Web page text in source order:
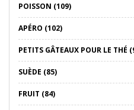
POISSON (109)
APÉRO (102)
PETITS GÂTEAUX POUR LE THÉ
SUÈDE (85)
FRUIT (84)